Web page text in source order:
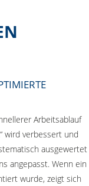
Arbeitsablauf
wird verbessert und
ausgewertet
angepasst. Wenn ein
wurde, zeigt sich